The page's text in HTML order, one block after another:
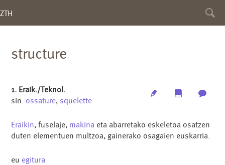
ZTH
Toggle
structure
Multimedia
1. Eraik./Teknol.
sin. ossature, squelette
Eraikin, fuselaje, makina eta abarretako eskeletoa osatzen
duten elementuen multzoa, gainerako osagaien euskarria.
eu egitura